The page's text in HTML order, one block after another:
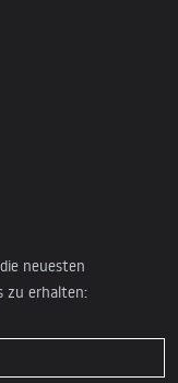
neuesten
zu erhalten: